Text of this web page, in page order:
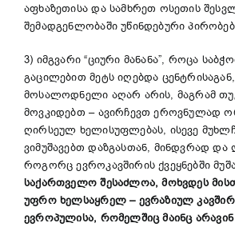
აფხაზეთისა და სამხრეთ ოსეთის
შემადგენლობაში უწინდებური
3) იმგვარი “ციური მანანა”, როცა
გაცილებით მეტს იღებდა
მოსალოდნელი აღარ არის, მაგრამ
მოვკიდებთ – ავირჩევთ ეროვნულად
ღირსეულ ხელისუფლებას, ისევე
ვიმუშავებთ დაზგასთან, მინდვრად
როგორც ევროკავშირის ქვეყნებში
საქართველო შესაძლოა, მოხვდეს
უფრო ხელსაყრელ–ევრაზიულ
ევროპულისა, რომელშიც მაინც